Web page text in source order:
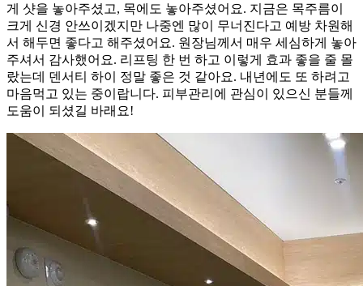
게 샷을 놓아주셨고, 목에도 놓아주셨어요. 지금은 목주름이
크게 신경 안쓰이겠지만 나중엔 많이 무너진다고 예방 차원해
서 해두면 좋다고 해주셨어요. 원장님께서 매우 세심하게 놓아
주셔서 감사했어요. 리프팅 한 번 하고 이렇게 효과 좋을 줄 몰
랐는데 덴서티 하이 정말 좋은 것 같아요. 내년에도 또 하려고
마음먹고 있는 중이랍니다. 피부관리에 관심이 있으신 분들께
도움이 되셨길 바래요!